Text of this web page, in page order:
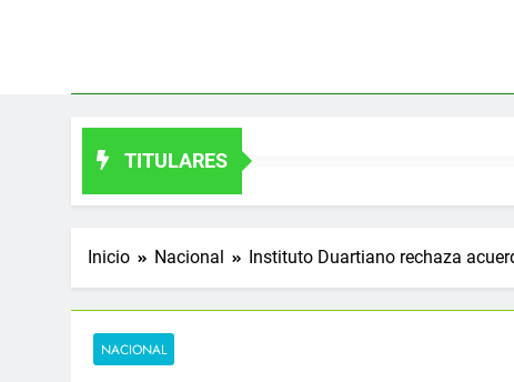
TITULARES
Inicio Nacional Instituto Duartiano rechaza
NACIONAL